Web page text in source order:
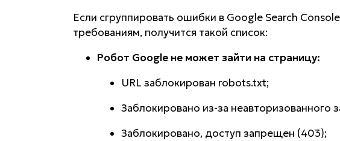
Если сгруппировать ошибки в Google Search
требованиям, получится такой список:
Робот Google не может зайти на страницу:
URL заблокирован robots.txt;
Заблокировано из-за неавторизованного
Заблокировано, доступ запрещен (403);